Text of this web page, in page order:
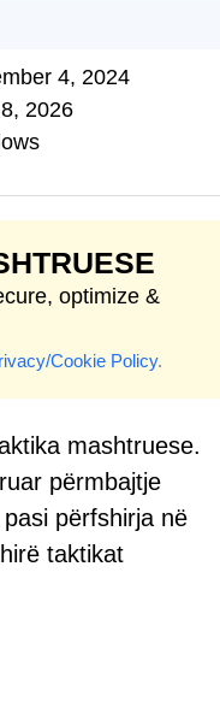
4, 2024
2026
optimize &
Cookie Policy.
mashtruese.
përmbajtje
përfshirja në
taktikat